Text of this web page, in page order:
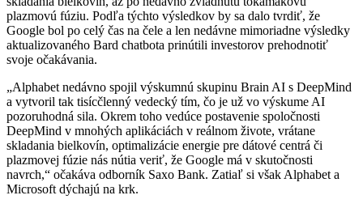
plazmovú fúziu. Podľa týchto výsledkov by sa dalo tvrdiť, že
Google bol po celý čas na čele a len nedávne mimoriadne výsledky
aktualizovaného Bard chatbota prinútili investorov prehodnotiť
svoje očakávania.
„Alphabet nedávno spojil výskumnú skupinu Brain AI s DeepMind
a vytvoril tak tisícčlenný vedecký tím, čo je už vo výskume AI
pozoruhodná sila. Okrem toho vedúce postavenie spoločnosti
DeepMind v mnohých aplikáciách v reálnom živote, vrátane
skladania bielkovín, optimalizácie energie pre dátové centrá či
plazmovej fúzie nás nútia veriť, že Google má v skutočnosti
navrch,“ očakáva odborník Saxo Bank. Zatiaľ si však Alphabet a
Microsoft dýchajú na krk.